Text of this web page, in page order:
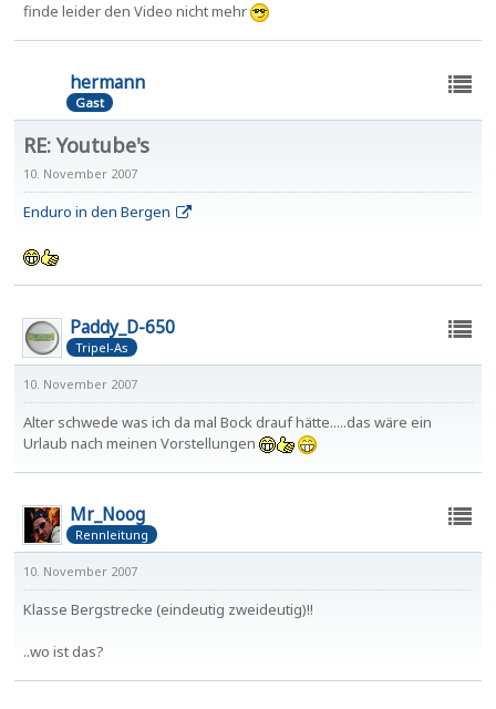
finde leider den Video nicht mehr
hermann
Gast
RE: Youtube's
10. November 2007
Enduro in den Bergen
Paddy_D-650
Tripel-As
10. November 2007
Alter schwede was ich da mal Bock drauf hätte.....das wäre ein
Urlaub nach meinen Vorstellungen
Mr_Noog
Rennleitung
10. November 2007
Klasse Bergstrecke (eindeutig zweideutig)!!
..wo ist das?